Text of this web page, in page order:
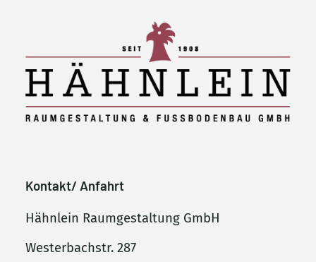
Kontakt/ Anfahrt
Hähnlein Raumgestaltung GmbH
Westerbachstr. 287